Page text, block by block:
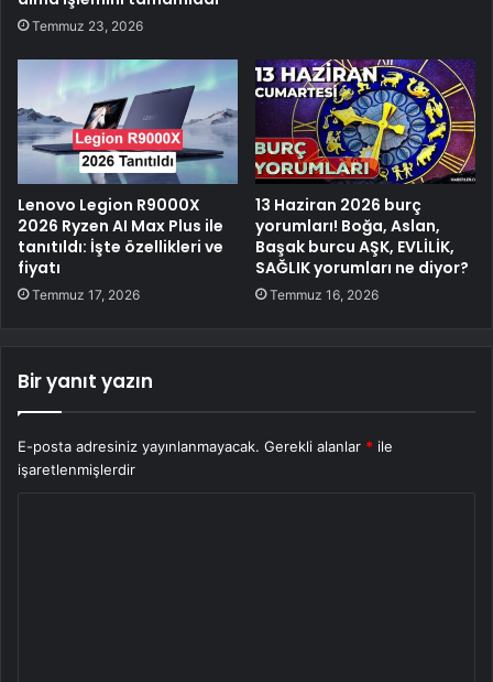
Temmuz 23, 2026
Lenovo Legion R9000X
2026 Ryzen AI Max Plus ile
tanıtıldı: İşte özellikleri ve
fiyatı
Temmuz 17, 2026
13 Haziran 2026 burç
yorumları! Boğa, Aslan,
Başak burcu AŞK, EVLİLİK,
SAĞLIK yorumları ne diyor?
Temmuz 16, 2026
Bir yanıt yazın
E-posta adresiniz yayınlanmayacak. Gerekli alanlar * ile
işaretlenmişlerdir